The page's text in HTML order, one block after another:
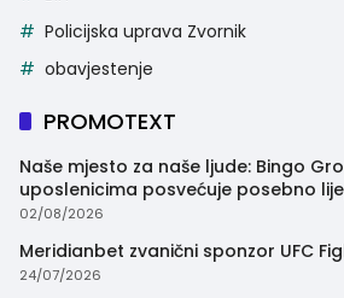
Policijska uprava Zvornik
obavjestenje
PROMOTEXT
Naše mjesto za naše ljude: Bingo
uposlenicima posvećuje posebno
trenutak
02/08/2026
Meridianbet zvanični sponzor UFC
24/07/2026